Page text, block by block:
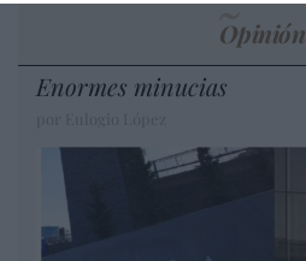
Opinión
Enormes minucias